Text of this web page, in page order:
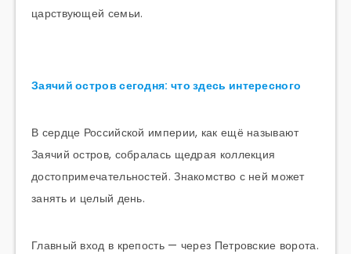
царствующей семьи.
Заячий остров сегодня: что здесь интересного
В сердце Российской империи, как ещё называют
Заячий остров, собралась щедрая коллекция
достопримечательностей. Знакомство с ней может
занять и целый день.
Главный вход в крепость — через Петровские ворота.